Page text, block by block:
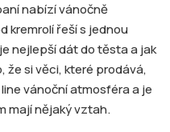
nabízí vánočně
kremrolí řeší s jednou
nejlepší dát do těsta a jak
že si věci, které prodává,
vánoční atmosféra a je
mají nějaký vztah.